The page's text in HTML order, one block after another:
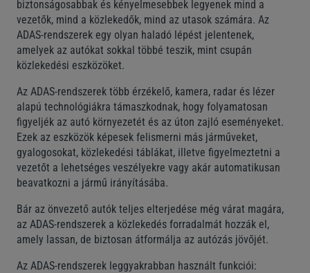
biztonságosabbak és kényelmesebbek legyenek mind a
vezetők, mind a közlekedők, mind az utasok számára. Az
ADAS-rendszerek egy olyan haladó lépést jelentenek,
amelyek az autókat sokkal többé teszik, mint csupán
közlekedési eszközöket.
Az ADAS-rendszerek több érzékelő, kamera, radar és lézer
alapú technológiákra támaszkodnak, hogy folyamatosan
figyeljék az autó környezetét és az úton zajló eseményeket.
Ezek az eszközök képesek felismerni más járműveket,
gyalogosokat, közlekedési táblákat, illetve figyelmeztetni a
vezetőt a lehetséges veszélyekre vagy akár automatikusan
beavatkozni a jármű irányításába.
Bár az önvezető autók teljes elterjedése még várat magára,
az ADAS-rendszerek a közlekedés forradalmát hozzák el,
amely lassan, de biztosan átformálja az autózás jövőjét.
Az ADAS-rendszerek leggyakrabban használt funkciói: